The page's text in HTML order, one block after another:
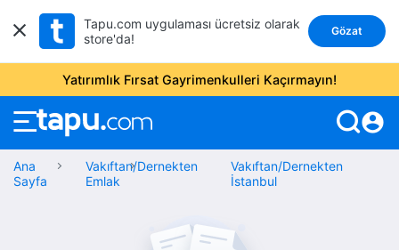
Tapu.com uygulaması ücretsiz olarak
store'da!
Gözat
Yatırımlık Fırsat Gayrimenkulleri Kaçırmayın!
account_circle
Ana
Sayfa
Vakıftan/Dernekten
Emlak
Vakıftan/Dernekten
İstanbul